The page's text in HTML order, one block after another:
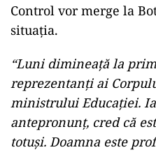
Control vor merge la
situația.
“Luni dimineaţă la
reprezentanţi ai
ministrului Educaţiei.
antepronunţ, cred că
totuşi. Doamna este